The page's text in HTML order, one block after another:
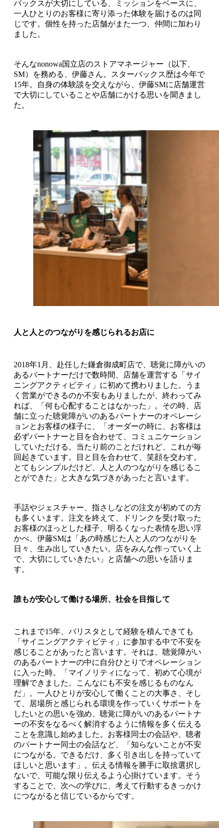
バックスが大切にしている、ミッションをベースに、
一人ひとりのお客様に寄り添った体験を届けるのは同
じです。個性を持った店舗がまた一つ、仲間に加わり
ました。
そんなnonowa国立店のストアマネージャー（以下、
SM）を務める、伊藤さん。スターバックス歴は今年で
15年。自身の体験談を交えながら、伊藤SMに店舗運営
で大切にしていることや店舗にかける思いを聞きまし
た。
人と人とのつながりを感じられるお店に
2018年1月、赴任した鎌倉御成町店で、聴覚に障がいの
あるパートナーだけで数時間、店舗を運営する「サイ
ニングアクティビティ」に初めて携わりました。うま
く営業ができるのか不安もありましたが、終わってみ
れば、「何も心配することはなかった」。その時、店
舗に立った聴覚障がいのあるパートナーのオペレーシ
ョンとお客様の様子に、「オーダーの時に、お客様は
必ずパートナーと目を合わせて、コミュニケーション
していただける。当たり前のことだけれど、これが毎
回起きています。目と目を合わせて、笑顔を交わす。
とてもシンプルだけど、人と人のつながりを感じるこ
とができた」と大きな気づきがあったと言います。
手話やジェスチャー、指さしなどの注文が初めての方
も多くいます。注文を終えて、ドリンクを受け取った
お客様のほっとした様子、明るくなった表情を思い浮
かべ、伊藤SMは「あの時感じた人と人のつながりを
日々、生み出していきたい。店をみんな作っていく上
で、大切にしていきたい」と店舗への思いを語りま
す。
誰もが安心して働ける場所、社会を目指して
これまで15年、バリスタとして経験を積んできても
「サイニングアクティビティ」に参加する中で不安を
感じることがあったと言います。それは、聴覚障がい
のあるパートナーの中に自分ひとりでオペレーション
に入った時。「マイノリティになって、初めて心境が
理解できました。こんなにも不安を感じるものなん
だ」。一人ひとりが安心して働くことの大事さ、そし
て、居場所と感じられる環境を作っていくサポートを
したいとの思いを強め、聴覚に障がいのあるパートナ
ーの不安をなるべく解消するように情報を多く伝える
ことを意識し始めました。お客様同士の会話や、聴者
のパートナー同士の会話など、「知らないことが不安
につながる。できるだけ、多く引き出しを持っていて
ほしいと思います」。伝える情報を勝手に取捨選択し
ないで、可能な限り伝えるよう心掛けています。そう
することで、次への学びに、考えて行動するきっかけ
につながると信じているからです。